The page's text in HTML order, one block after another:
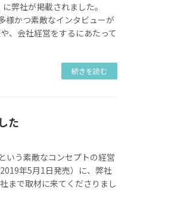
弊社が掲載されました。
様かつ素敵なインタビューが
、会社経営をするにあたって
続きを読む
た
いう素敵なコンセプトの経営
年5月1日発売）に、弊社
まで取材に来てくださりまし